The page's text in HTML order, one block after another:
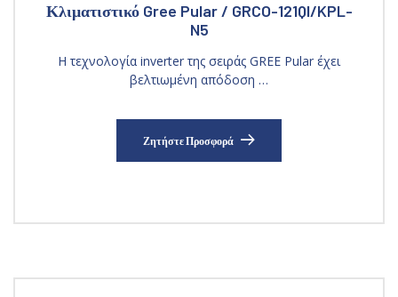
Κλιματιστικό Gree Pular / GRCO-121QI/KPL-
N5
Η τεχνολογία inverter της σειράς GREE Pular έχει
βελτιωμένη απόδοση …
Ζητήστε Προσφορά